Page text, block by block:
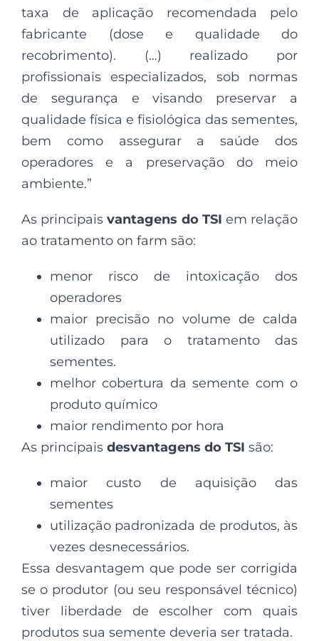
taxa de aplicação recomendada pelo
fabricante (dose e qualidade do
recobrimento). (…) realizado por
profissionais especializados, sob normas
de segurança e visando preservar a
qualidade física e fisiológica das sementes,
bem como assegurar a saúde dos
operadores e a preservação do meio
ambiente.”
As principaisvantagens do TSI em relação
ao tratamento on farm são:
menor risco de intoxicação dos
operadores
maior precisão no volume de calda
utilizado para o tratamento das
sementes.
melhor cobertura da semente com o
produto químico
maior rendimento por hora
As principais desvantagens do TSI são:
maior custo de aquisição das
sementes
utilização padronizada de produtos, às
vezes desnecessários.
Essa desvantagem que pode ser corrigida
se o produtor (ou seu responsável técnico)
tiver liberdade de escolher com quais
produtos sua semente deveria ser tratada.